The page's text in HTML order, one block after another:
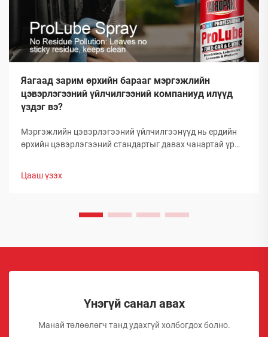
Яагаад зарим өрхийн барааг мэргэжлийн
цэвэрлэгээний үйлчилгээний компаниуд илүүд
үздэг вэ?
Мэргэжлийн цэвэрлэгээний үйлчилгээнүүд нь ердийн
өрхийн цэвэрлэгээний стандартыг давах чанартай үр
туршлагаар баталгаажсан, өөрсдийн үр дүнтэй байдлыг
Цааш үзэх
Үнэгүй санал авах
Манай төлөөлөгч танд удахгүй холбогдох болно.